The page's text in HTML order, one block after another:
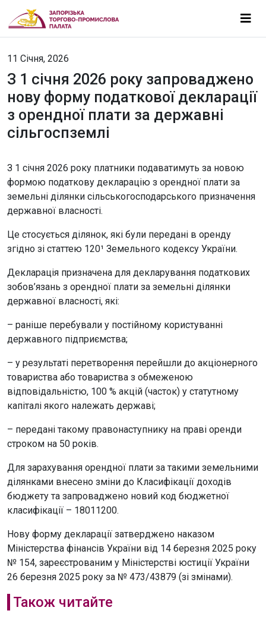
11 Січня, 2026
З 1 січня 2026 року запроваджено
нову форму податкової декларації
з орендної плати за державні
сільгоспземлі
З 1 січня 2026 року платники подаватимуть за новою
формою податкову декларацію з орендної плати за
земельні ділянки сільськогосподарського призначення
державної власності.
Це стосується ділянок, які були передані в оренду
згідно зі статтею 120¹ Земельного кодексу України.
Декларація призначена для декларування податкових
зобов’язань з орендної плати за земельні ділянки
державної власності, які:
– раніше перебували у постійному користуванні
державного підприємства;
– у результаті перетворення перейшли до акціонерного
товариства або товариства з обмеженою
відповідальністю, 100 % акцій (часток) у статутному
капіталі якого належать державі;
– передані такому правонаступнику на праві оренди
строком на 50 років.
Для зарахування орендної плати за такими земельними
ділянками внесено зміни до Класифікації доходів
бюджету та запроваджено новий код бюджетної
класифікації – 18011200.
Нову форму декларації затверджено наказом
Міністерства фінансів України від 14 березня 2025 року
№ 154, зареєстрованим у Міністерстві юстиції України
26 березня 2025 року за № 473/43879 (зі змінами).
Також читайте